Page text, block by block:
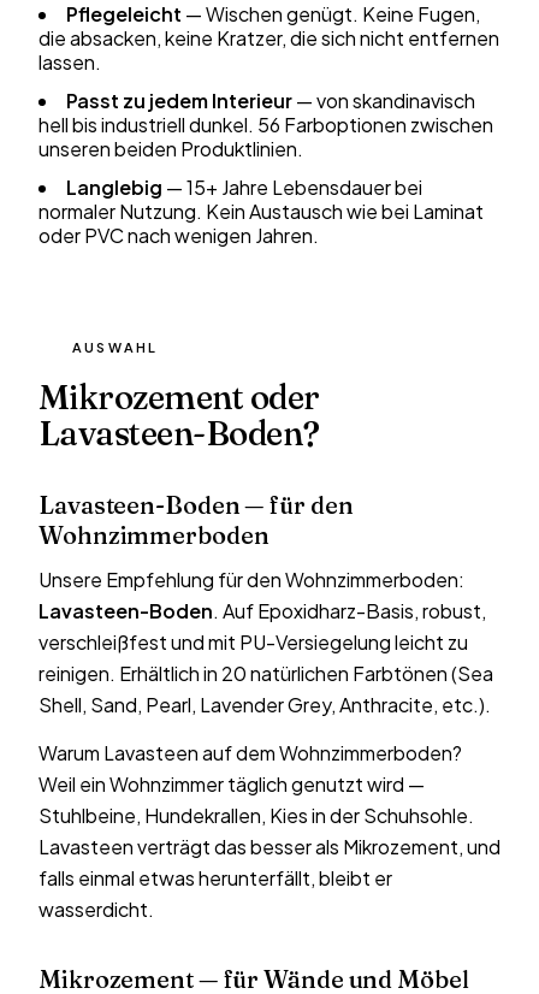
Pflegeleicht — Wischen genügt. Keine Fugen,
die absacken, keine Kratzer, die sich nicht entfernen
lassen.
Passt zu jedem Interieur— von skandinavisch
hell bis industriell dunkel. 56 Farboptionen zwischen
unseren beiden Produktlinien.
Langlebig — 15+ Jahre Lebensdauer bei
normaler Nutzung. Kein Austausch wie bei Laminat
oder PVC nach wenigen Jahren.
AUSWAHL
Mikrozement oder
Lavasteen-Boden?
Lavasteen-Boden — für den
Wohnzimmerboden
Unsere Empfehlung für den Wohnzimmerboden:
Lavasteen-Boden. Auf Epoxidharz-Basis, robust,
verschleißfest und mit PU-Versiegelung leicht zu
reinigen. Erhältlich in 20 natürlichen Farbtönen (Sea
Shell, Sand, Pearl, Lavender Grey, Anthracite, etc.).
Warum Lavasteen auf dem Wohnzimmerboden?
Weil ein Wohnzimmer täglich genutzt wird —
Stuhlbeine, Hundekrallen, Kies in der Schuhsohle.
Lavasteen verträgt das besser als Mikrozement, und
falls einmal etwas herunterfällt, bleibt er
wasserdicht.
Mikrozement — für Wände und Möbel